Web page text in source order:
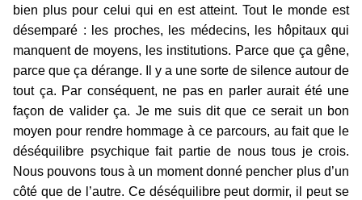
bien plus pour celui qui en est atteint. Tout le monde est
désemparé : les proches, les médecins, les hôpitaux qui
manquent de moyens, les institutions. Parce que ça gêne,
parce que ça dérange. Il y a une sorte de silence autour de
tout ça. Par conséquent, ne pas en parler aurait été une
façon de valider ça. Je me suis dit que ce serait un bon
moyen pour rendre hommage à ce parcours, au fait que le
déséquilibre psychique fait partie de nous tous je crois.
Nous pouvons tous à un moment donné pencher plus d’un
côté que de l’autre. Ce déséquilibre peut dormir, il peut se